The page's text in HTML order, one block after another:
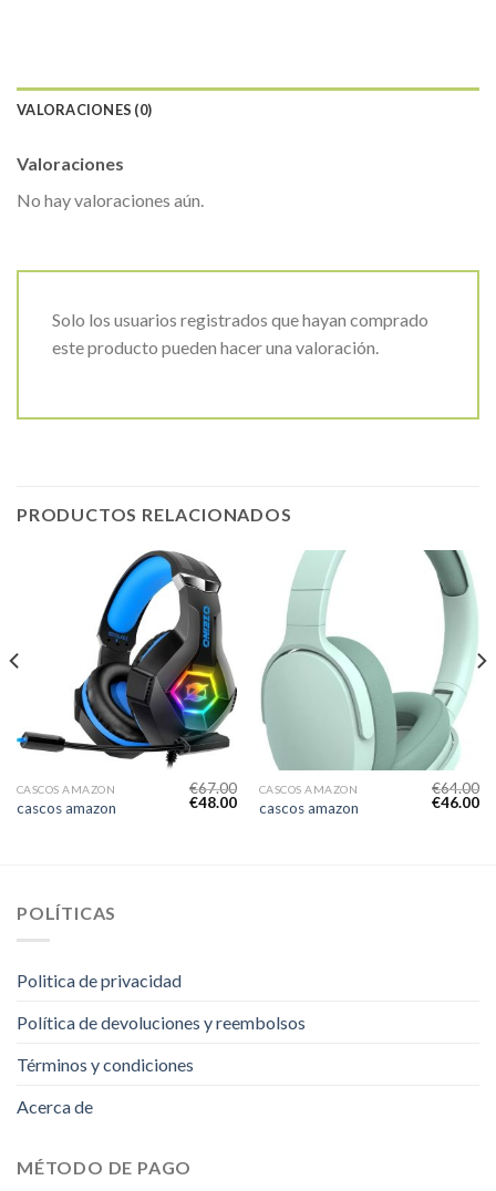
VALORACIONES (0)
Valoraciones
No hay valoraciones aún.
Solo los usuarios registrados que hayan comprado
este producto pueden hacer una valoración.
PRODUCTOS RELACIONADOS
CASCOS AMAZON
cascos amazon
€67.00
€48.00
CASCOS AMAZON
cascos amazon
€64.00
€46.00
POLÍTICAS
Politica de privacidad
Política de devoluciones y reembolsos
Términos y condiciones
Acerca de
MÉTODO DE PAGO